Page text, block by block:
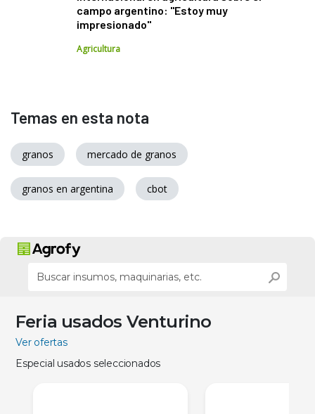
campo argentino: "Estoy muy
impresionado"
Agricultura
Temas en esta nota
granos mercado de granos
granos en argentina cbot
Feria usados Venturino
Ver ofertas
Especial usados seleccionados